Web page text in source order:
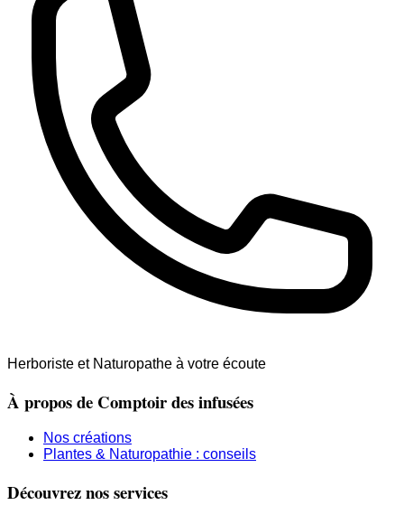
Herboriste et Naturopathe à votre écoute
À propos de Comptoir des infusées
Nos créations
Plantes & Naturopathie : conseils
Découvrez nos services